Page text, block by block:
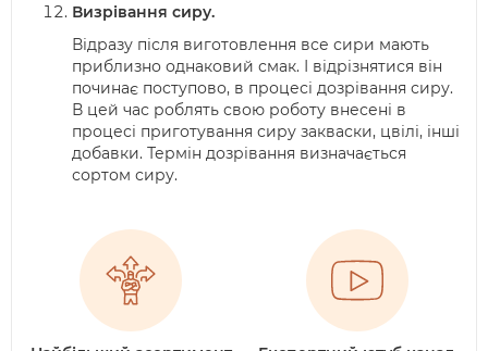
Визрівання сиру.
Відразу після виготовлення все сири мають
приблизно однаковий смак. І відрізнятися він
починає поступово, в процесі дозрівання сиру.
В цей час роблять свою роботу внесені в
процесі приготування сиру закваски, цвілі, інші
добавки. Термін дозрівання визначається
сортом сиру.